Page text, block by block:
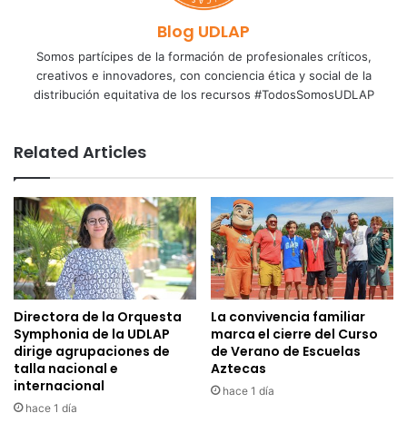
Blog UDLAP
Somos partícipes de la formación de profesionales críticos,
creativos e innovadores, con conciencia ética y social de la
distribución equitativa de los recursos #TodosSomosUDLAP
Related Articles
Directora de la Orquesta
Symphonia de la UDLAP
dirige agrupaciones de
talla nacional e
internacional
hace 1 día
La convivencia familiar
marca el cierre del Curso
de Verano de Escuelas
Aztecas
hace 1 día